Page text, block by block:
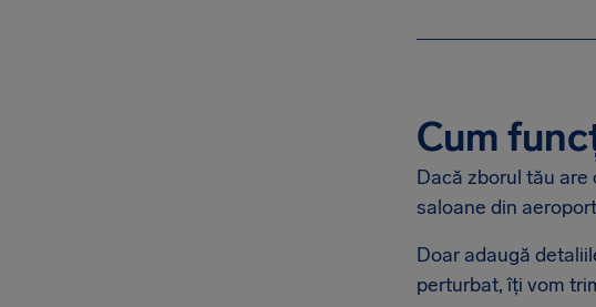
Cum
Dacă zborul tău are
saloane din
Doar adaugă
perturbat, îți vom